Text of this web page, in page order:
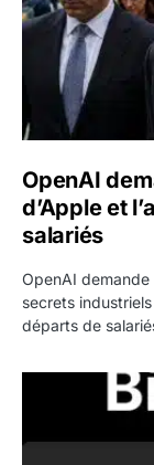
OpenAI
d’Apple et
salariés
OpenAI
secrets
départs de
Bitcoin grimpe